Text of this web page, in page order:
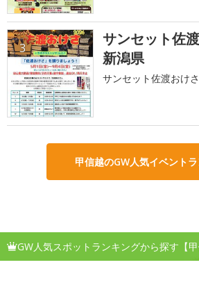
3
サンセット佐
新潟県
サンセット佐渡おけ
甲信越のGW人気イベント
GW人気スポットランキングから探す【甲